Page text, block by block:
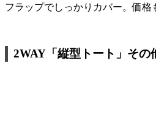
フラップでしっかりカバー。価格
2WAY「縦型トート」その